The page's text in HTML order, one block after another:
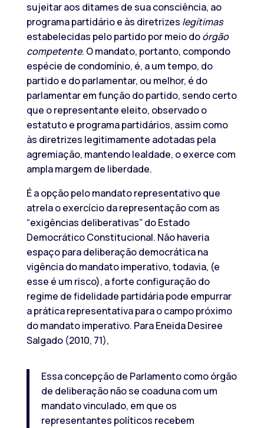
sujeitar aos ditames de sua consciência, ao
programa partidário e às diretrizes legítimas
estabelecidas pelo partido por meio doórgão
competente. O mandato, portanto, compondo
espécie de condomínio, é, a um tempo, do
partido e do parlamentar, ou melhor, é do
parlamentar em função do partido, sendo certo
que o representante eleito, observado o
estatuto e programa partidários, assim como
às diretrizes legitimamente adotadas pela
agremiação, mantendo lealdade, o exerce com
ampla margem de liberdade.
É a opção pelo mandato representativo que
atrela o exercício da representação com as
“exigências deliberativas” do Estado
Democrático Constitucional. Não haveria
espaço para deliberação democrática na
vigência do mandato imperativo, todavia, (e
esse é um risco), a forte configuração do
regime de fidelidade partidária pode empurrar
a prática representativa para o campo próximo
do mandato imperativo. Para Eneida Desiree
Salgado (2010, 71),
Essa concepção de Parlamento como órgão
de deliberação não se coaduna com um
mandato vinculado, em que os
representantes políticos recebem